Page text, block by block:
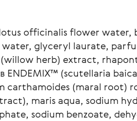
officinalis flower
glyceryl laurate,
herb) extract,
ENDEMIX™ (scutellaria
carthamoides (maral root)
maris aqua, sodium
sodium benzoate,